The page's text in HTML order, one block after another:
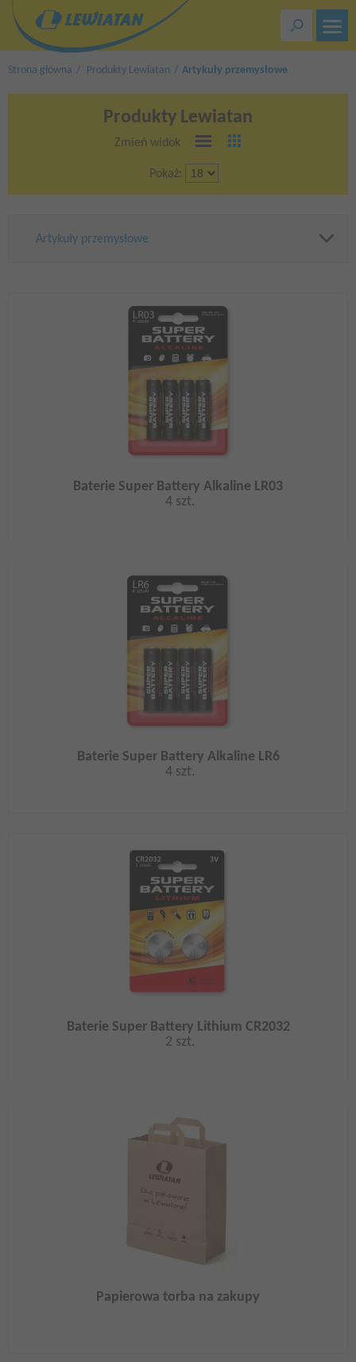
treści
Strona główna Produkty Lewiatan Artykuły przemysłowe
Produkty Lewiatan
Zmień widok
Pokaż:
Artykuły przemysłowe
Baterie Super Battery Alkaline LR03
4 szt.
Baterie Super Battery Alkaline LR6
4 szt.
Baterie Super Battery Lithium CR2032
2 szt.
Papierowa torba na zakupy